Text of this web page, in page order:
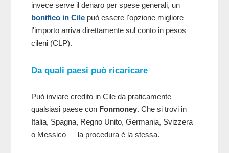
invece serve il denaro per spese generali, un
bonifico in Cile può essere l'opzione migliore —
l'importo arriva direttamente sul conto in pesos
cileni (CLP).
Da quali paesi può ricaricare
Può inviare credito in Cile da praticamente
qualsiasi paese con Fonmoney. Che si trovi in
Italia, Spagna, Regno Unito, Germania, Svizzera
o Messico — la procedura è la stessa.